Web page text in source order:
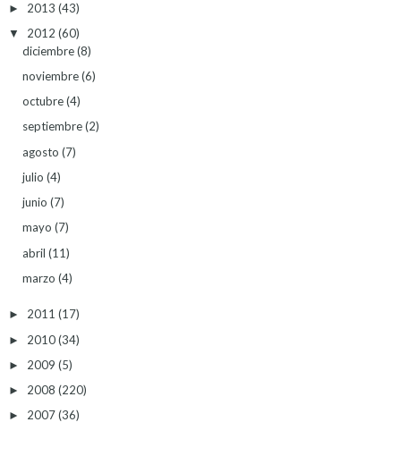
► 2013 (43)
▼ 2012 (60)
diciembre(8)
noviembre(6)
octubre(4)
septiembre(2)
agosto (7)
julio (4)
junio (7)
mayo (7)
abril (11)
marzo (4)
► 2011 (17)
► 2010(34)
► 2009 (5)
► 2008 (220)
► 2007(36)